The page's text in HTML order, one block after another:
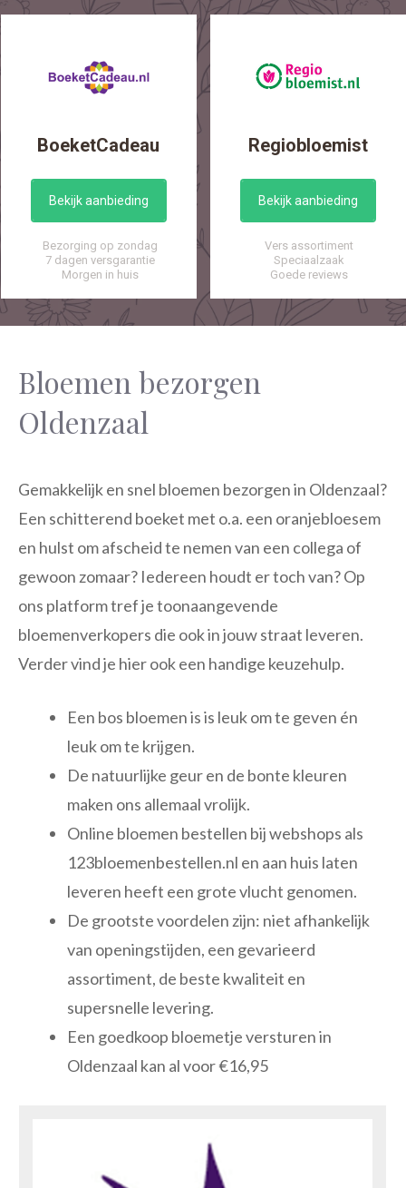
BoeketCadeau
Bekijk aanbieding
Bezorging op zondag
7 dagen versgarantie
Morgen in huis
Regiobloemist
Bekijk aanbieding
Vers assortiment
Speciaalzaak
Goede reviews
Bloemen bezorgen
Oldenzaal
Gemakkelijk en snel bloemen bezorgen in Oldenzaal?
Een schitterend boeket met o.a. een oranjebloesem
en hulst om afscheid te nemen van een collega of
gewoon zomaar? Iedereen houdt er toch van? Op
ons platform tref je toonaangevende
bloemenverkopers die ook in jouw straat leveren.
Verder vind je hier ook een handige keuzehulp.
Een bos bloemen is is leuk om te geven én
leuk om te krijgen.
De natuurlijke geur en de bonte kleuren
maken ons allemaal vrolijk.
Online bloemen bestellen bij webshops als
123bloemenbestellen.nl en aan huis laten
leveren heeft een grote vlucht genomen.
De grootste voordelen zijn: niet afhankelijk
van openingstijden, een gevarieerd
assortiment, de beste kwaliteit en
supersnelle levering.
Een goedkoop bloemetje versturen in
Oldenzaal kan al voor €16,95